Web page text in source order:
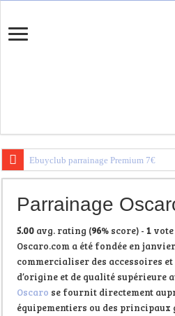
Ebuyclub parrainage Premium 7€
Igraal Parrainage Premium
Trouvez votre banque en ligne
Parrainage
5.00 avg. rating (96% score) -1 vote
Oscaro.com a été fondée en
commercialiser des accessoires
d’origine et de qualité supérieure
Oscaro se fournit directement
équipementiers ou des principaux